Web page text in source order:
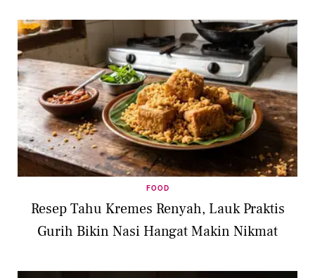
FOOD
Resep Tahu Kremes Renyah, Lauk Praktis
Gurih Bikin Nasi Hangat Makin Nikmat